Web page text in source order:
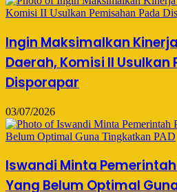
Ingin Maksimalkan
Daerah, Komisi II Usulkan
Disporapar
03/07/2026
Iswandi Minta
Yang Belum Optimal